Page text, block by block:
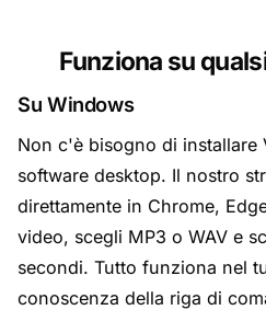
Funziona su
Su Windows
Non c'è bisogno di installare
software desktop. Il nostro
direttamente in Chrome,
video, scegli MP3 o WAV e
secondi. Tutto funziona nel
conoscenza della riga di